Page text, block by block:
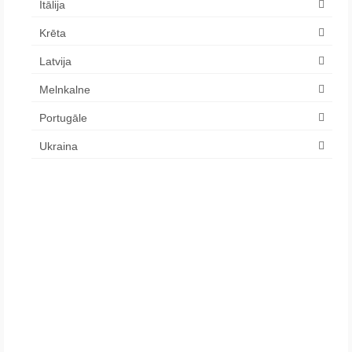
Itālija
Krēta
Latvija
Melnkalne
Portugāle
Ukraina